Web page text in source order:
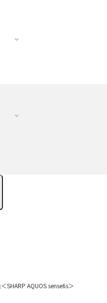
SHARP AQUOS sense6s＞